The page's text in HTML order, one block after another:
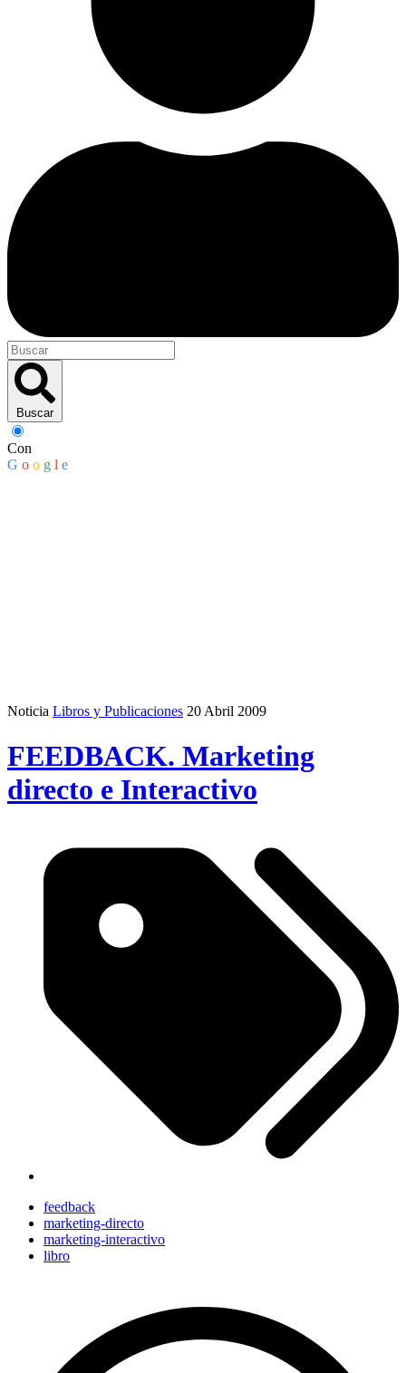
Buscar
Con
G o o g l e
Noticia Libros y Publicaciones 20 Abril 2009
FEEDBACK. Marketing
directo e Interactivo
feedback
marketing-directo
marketing-interactivo
libro